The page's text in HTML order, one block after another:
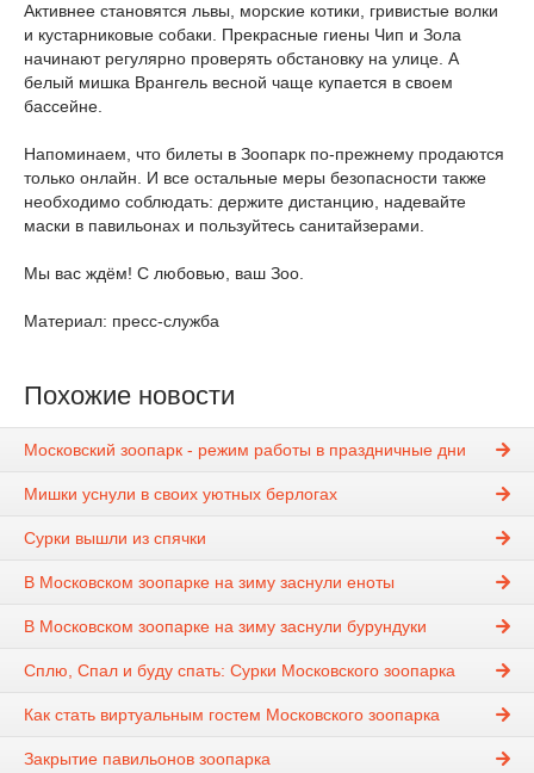
Активнее становятся львы, морские котики, гривистые волки
и кустарниковые собаки. Прекрасные гиены Чип и Зола
начинают регулярно проверять обстановку на улице. А
белый мишка Врангель весной чаще купается в своем
бассейне.
Напоминаем, что билеты в Зоопарк по-прежнему продаются
только онлайн. И все остальные меры безопасности также
необходимо соблюдать: держите дистанцию, надевайте
маски в павильонах и пользуйтесь санитайзерами.
Мы вас ждём! С любовью, ваш Зоо.
Материал: пресс-служба
Похожие новости
Московский зоопарк - режим работы в праздничные дни
Мишки уснули в своих уютных берлогах
Сурки вышли из спячки
В Московском зоопарке на зиму заснули еноты
В Московском зоопарке на зиму заснули бурундуки
Сплю, Спал и буду спать: Сурки Московского зоопарка
Как стать виртуальным гостем Московского зоопарка
Закрытие павильонов зоопарка